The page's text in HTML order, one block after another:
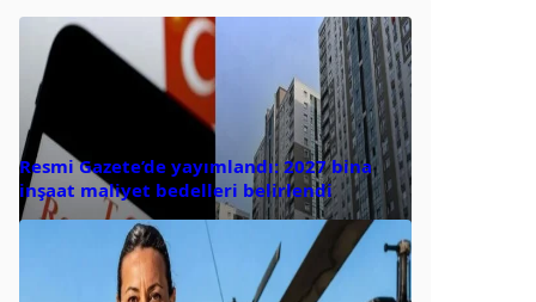
Resmi Gazete’de yayımlandı: 2027 bina
inşaat maliyet bedelleri belirlendi